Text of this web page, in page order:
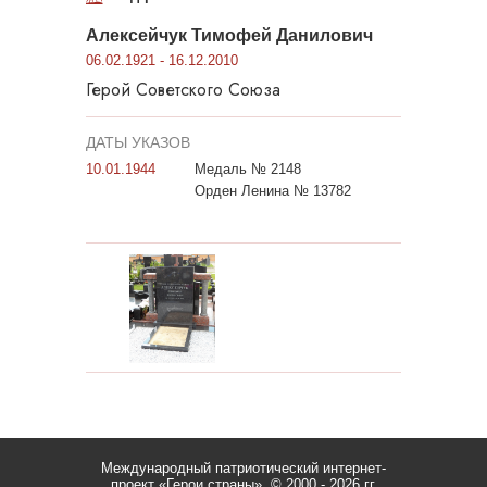
Алексейчук Тимофей Данилович
06.02.1921 - 16.12.2010
Герой Советского Союза
ДАТЫ УКАЗОВ
10.01.1944
Медаль № 2148
Орден Ленина № 13782
Международный патриотический интернет-